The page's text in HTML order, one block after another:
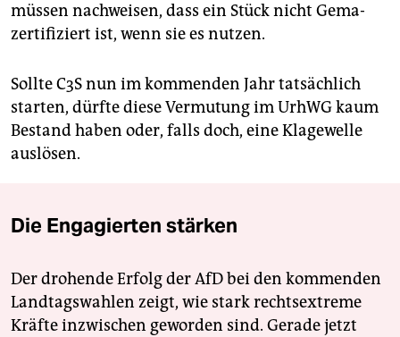
müssen nachweisen, dass ein Stück nicht Gema-
zertifiziert ist, wenn sie es nutzen.
Sollte C3S nun im kommenden Jahr tatsächlich
starten, dürfte diese Vermutung im UrhWG kaum
Bestand haben oder, falls doch, eine Klagewelle
auslösen.
Die Engagierten stärken
Der drohende Erfolg der AfD bei den kommenden
Landtagswahlen zeigt, wie stark rechtsextreme
Kräfte inzwischen geworden sind. Gerade jetzt